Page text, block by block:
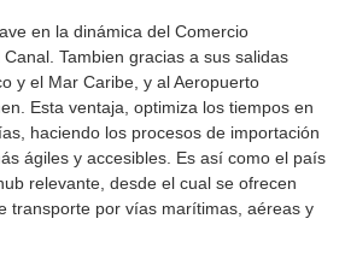
en la dinámica del Comercio
Tambien gracias a sus salidas
y el Mar Caribe, y al Aeropuerto
Esta ventaja, optimiza los tiempos en
haciendo los procesos de importación
ágiles y accesibles. Es así como el país
relevante, desde el cual se ofrecen
transporte por vías marítimas, aéreas y